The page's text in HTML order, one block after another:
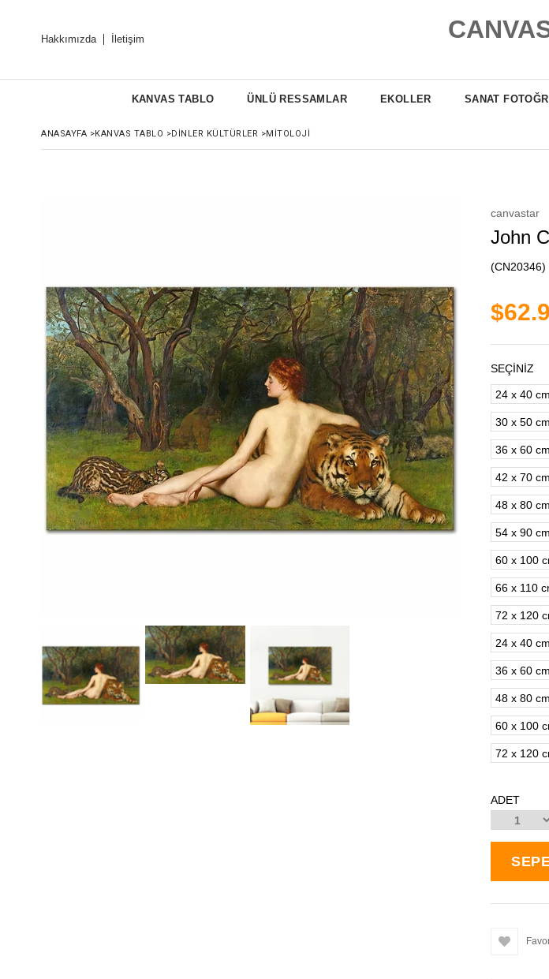
Hakkımızda İletişim
KANVAS TABLO ÜNLÜ RESSAMLAR EKOLLER SANAT
ANASAYFA >KANVAS TABLO >DINLER KÜLTÜRLER >MITOLOJI
canvastar
John
(CN20346)
SEÇİNİZ
24 x 40
30 x 50
36 x 60
42 x 70
48 x 80
54 x 90
60 x 100
66 x 110
72 x 120
24 x 40
36 x 60
48 x 80
60 x 100
72 x 120
ADET